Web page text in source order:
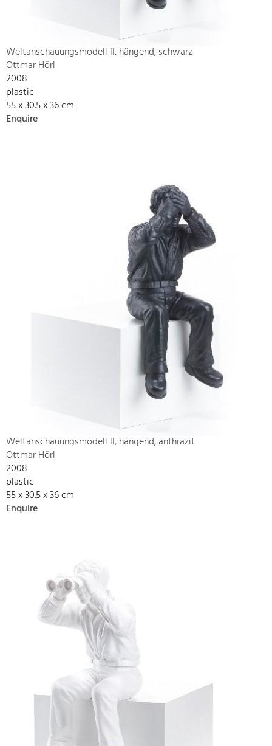
Weltanschauungsmodell II, hängend, schwarz
Ottmar Hörl
2008
plastic
55 x 30.5 x 36 cm
Enquire
Weltanschauungsmodell II, hängend, anthrazit
Ottmar Hörl
2008
plastic
55 x 30.5 x 36 cm
Enquire